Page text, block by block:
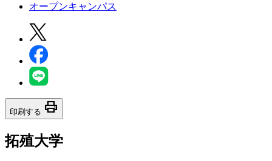
オープンキャンパス
印刷する print
拓殖大学